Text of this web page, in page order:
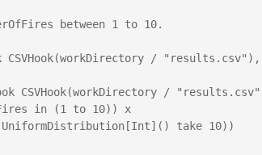
between 1 to 10.
CSVHook(workDirectory / "results.csv"),